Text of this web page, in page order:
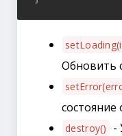
Обновить
destroy() -